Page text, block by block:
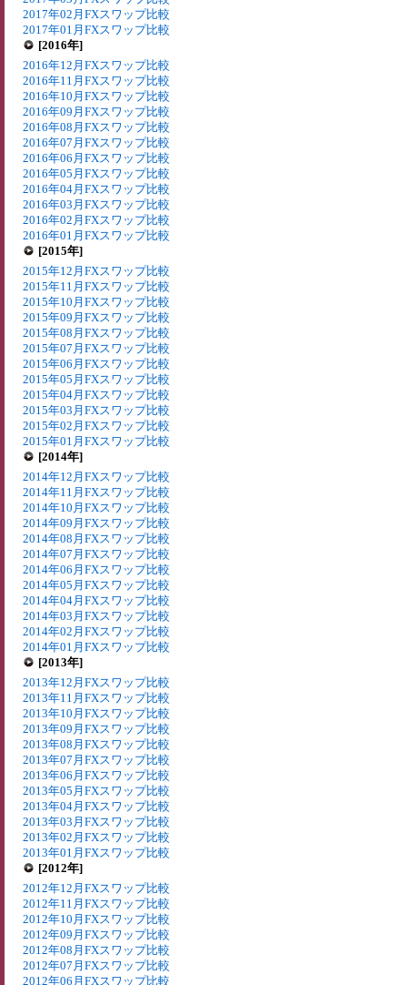
2017年02月FXスワップ比較
2017年01月FXスワップ比較
[2016年]
2016年12月FXスワップ比較
2016年11月FXスワップ比較
2016年10月FXスワップ比較
2016年09月FXスワップ比較
2016年08月FXスワップ比較
2016年07月FXスワップ比較
2016年06月FXスワップ比較
2016年05月FXスワップ比較
2016年04月FXスワップ比較
2016年03月FXスワップ比較
2016年02月FXスワップ比較
2016年01月FXスワップ比較
[2015年]
2015年12月FXスワップ比較
2015年11月FXスワップ比較
2015年10月FXスワップ比較
2015年09月FXスワップ比較
2015年08月FXスワップ比較
2015年07月FXスワップ比較
2015年06月FXスワップ比較
2015年05月FXスワップ比較
2015年04月FXスワップ比較
2015年03月FXスワップ比較
2015年02月FXスワップ比較
2015年01月FXスワップ比較
[2014年]
2014年12月FXスワップ比較
2014年11月FXスワップ比較
2014年10月FXスワップ比較
2014年09月FXスワップ比較
2014年08月FXスワップ比較
2014年07月FXスワップ比較
2014年06月FXスワップ比較
2014年05月FXスワップ比較
2014年04月FXスワップ比較
2014年03月FXスワップ比較
2014年02月FXスワップ比較
2014年01月FXスワップ比較
[2013年]
2013年12月FXスワップ比較
2013年11月FXスワップ比較
2013年10月FXスワップ比較
2013年09月FXスワップ比較
2013年08月FXスワップ比較
2013年07月FXスワップ比較
2013年06月FXスワップ比較
2013年05月FXスワップ比較
2013年04月FXスワップ比較
2013年03月FXスワップ比較
2013年02月FXスワップ比較
2013年01月FXスワップ比較
[2012年]
2012年12月FXスワップ比較
2012年11月FXスワップ比較
2012年10月FXスワップ比較
2012年09月FXスワップ比較
2012年08月FXスワップ比較
2012年07月FXスワップ比較
2012年06月FXスワップ比較